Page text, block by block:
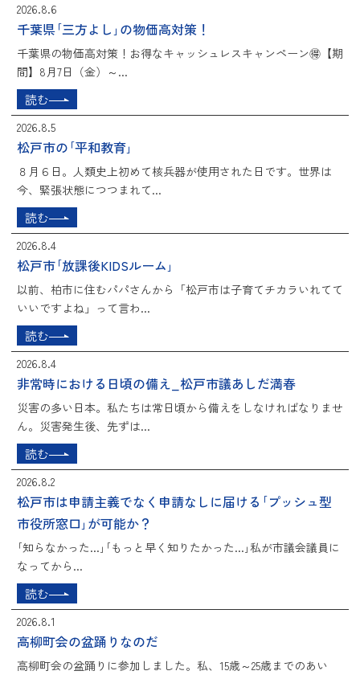
2026.8.6
千葉県｢三方よし｣の物価高対策！
千葉県の物価高対策！お得なキャッシュレスキャンペーン🉐【期
間】8月7日（金）～...
読む
2026.8.5
松戸市の｢平和教育｣
８月６日。人類史上初めて核兵器が使用された日です。世界は
今、緊張状態につつまれて...
読む
2026.8.4
松戸市｢放課後KIDSルーム｣
以前、柏市に住むパパさんから「松戸市は子育てチカラいれてて
いいですよね」って言わ...
読む
2026.8.4
非常時における日頃の備え_松戸市議あしだ満春
災害の多い日本。私たちは常日頃から備えをしなければなりませ
ん。災害発生後、先ずは...
読む
2026.8.2
松戸市は申請主義でなく申請なしに届ける｢プッシュ型
市役所窓口｣が可能か？
｢知らなかった...｣｢もっと早く知りたかった...｣私が市議会議員に
なってから...
読む
2026.8.1
高柳町会の盆踊りなのだ
高柳町会の盆踊りに参加しました。私、15歳～25歳までのあい